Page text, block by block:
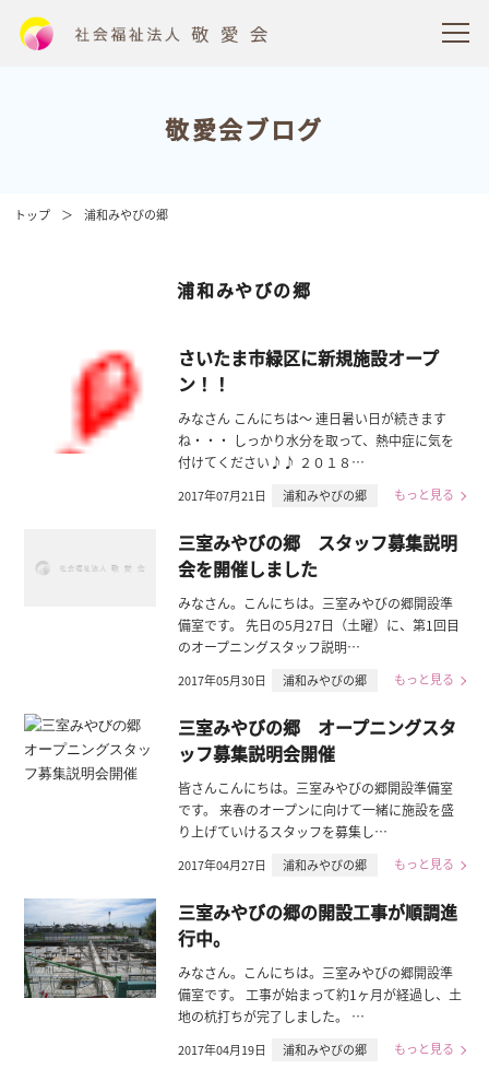
敬愛会ブログ
トップ 浦和みやびの郷
浦和みやびの郷
さいたま市緑区に新規施設オープ
ン！！
みなさん こんにちは〜 連日暑い日が続きます
ね・・・ しっかり水分を取って、熱中症に気を
付けてください♪♪ ２０１８…
2017年07月21日 浦和みやびの郷 もっと見る
三室みやびの郷 スタッフ募集説明
会を開催しました
みなさん。こんにちは。三室みやびの郷開設準
備室です。 先日の5月27日（土曜）に、第1回目
のオープニングスタッフ説明…
2017年05月30日 浦和みやびの郷 もっと見る
三室みやびの郷 オープニングスタ
ッフ募集説明会開催
皆さんこんにちは。三室みやびの郷開設準備室
です。 来春のオープンに向けて一緒に施設を盛
り上げていけるスタッフを募集し…
2017年04月27日 浦和みやびの郷 もっと見る
三室みやびの郷の開設工事が順調進
行中。
みなさん。こんにちは。三室みやびの郷開設準
備室です。 工事が始まって約1ヶ月が経過し、土
地の杭打ちが完了しました。 …
2017年04月19日 浦和みやびの郷 もっと見る